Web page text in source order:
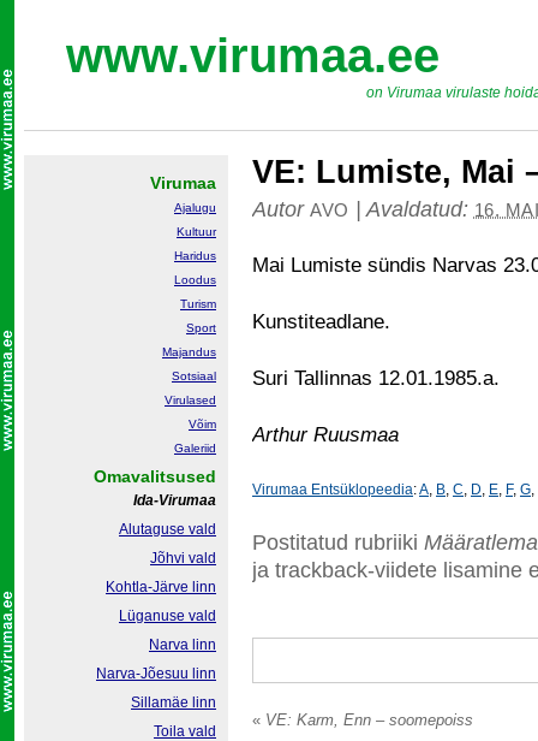
www.virumaa.ee
on Virumaa virulaste
VE: Lumiste, Mai
Autor AVO |Avaldatud: 16.
Mai Lumiste sündis Narvas
Kunstiteadlane.
Suri Tallinnas 12.01.1985.a.
Arthur Ruusmaa
Virumaa Entsüklopeedia:A, B, C, D, E, F, G,
Postitatud rubriiki
ja trackback-viidete lisamine
« VE: Karm, Enn – soomepoiss
Virumaa
Ajalugu
Kultuur
Haridus
Loodus
Turism
Sport
Majandus
Sotsiaal
Virulased
Võim
Galeriid
Omavalitsused
Ida-Virumaa
Alutaguse vald
Jõhvi vald
Kohtla-Järve linn
Lüganuse vald
Narva linn
Narva-Jõesuu linn
Sillamäe linn
Toila vald